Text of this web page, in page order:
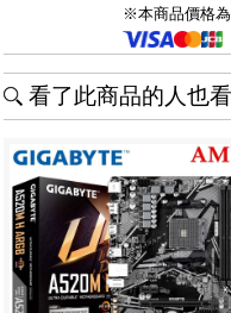
※本商品價格為
看了此商品的人也